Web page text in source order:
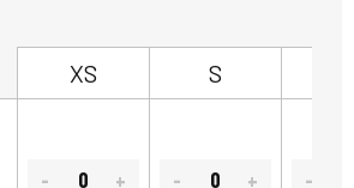
XS S